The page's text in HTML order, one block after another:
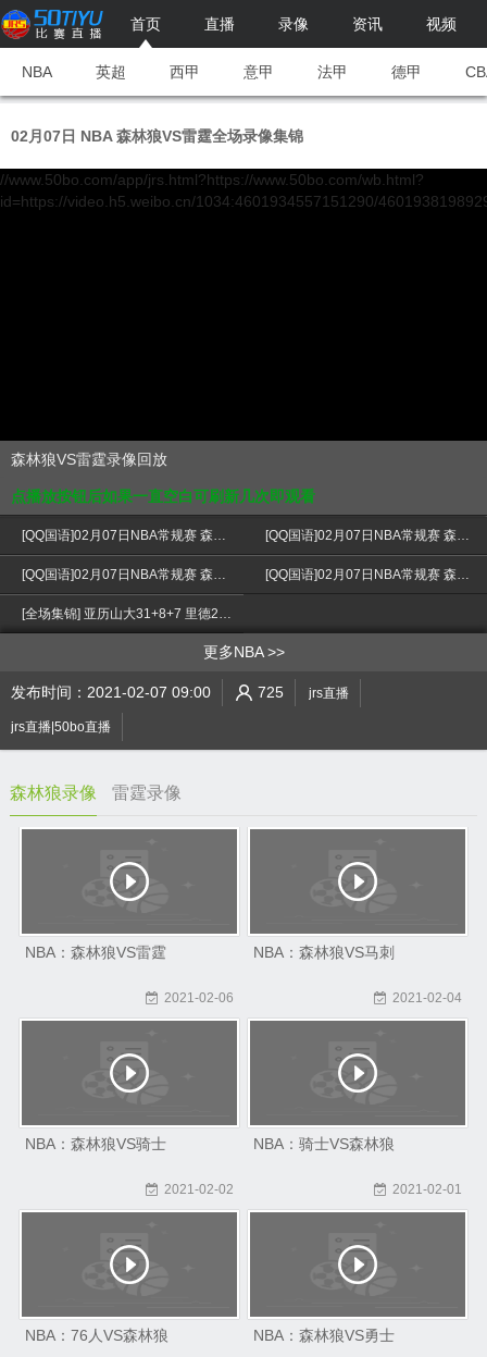
首页 直播 录像 资讯 视频
NBA 英超 西甲 意甲 法甲 德甲
02月07日 NBA 森林狼VS雷霆全场录像集锦
//www.50bo.com/app/jrs.html?https://www.50bo.com/wb.html?
id=https://video.h5.weibo.cn/1034:4601934557151290/
>
森林狼VS雷霆录像回放
点播放按钮后如果一直空白可刷新几次即观看
[QQ国语]02月07日NBA常规赛 森林狼vs雷霆 第一节 录像 [QQ国语]02月07日NBA常规赛 森林狼vs雷霆 第二节 录像
[QQ国语]02月07日NBA常规赛 森林狼vs雷霆 第三节 录像 [QQ国语]02月07日NBA常规赛 森林狼vs雷霆 第四节 录像
[全场集锦] 亚历山大31+8+7 里德29+6 雷霆7人上双擒下森林狼
更多NBA
发布时间：2021-02-07 09:00 725 jrs直播
jrs直播|50bo直播
森林狼录像 雷霆录像
NBA：森林狼VS雷霆
2021-02-06
NBA：森林狼VS马刺
2021-02-04
NBA：森林狼VS骑士
2021-02-02
NBA：骑士VS森林狼
2021-02-01
NBA：76人VS森林狼 NBA：森林狼VS勇士